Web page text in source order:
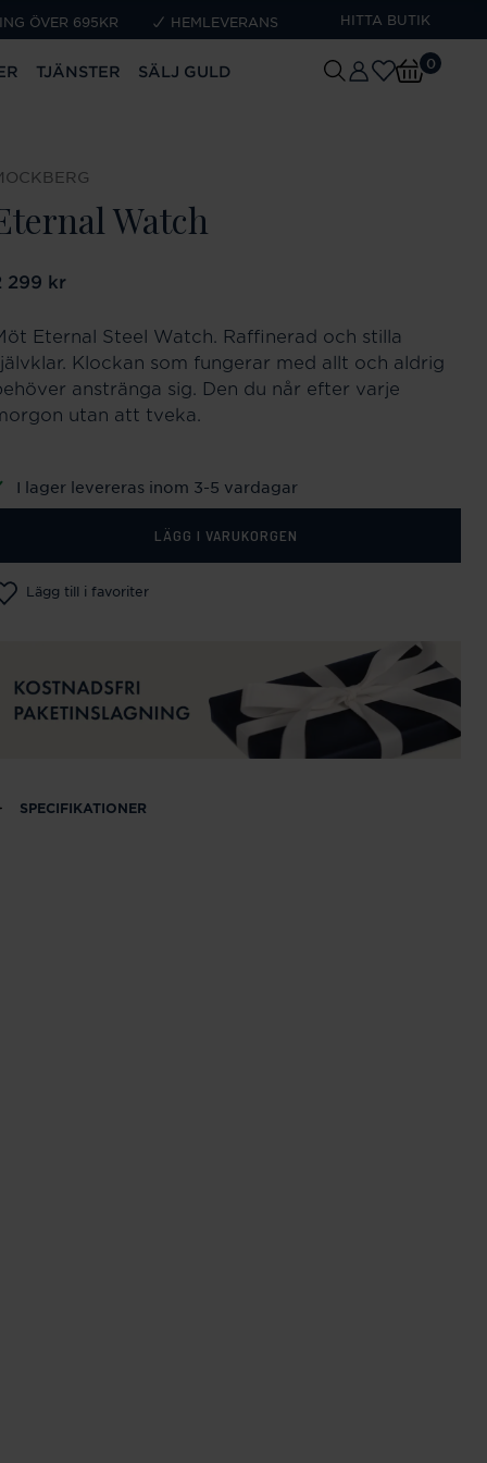
ÖVER 695KR HEMLEVERANS HITTA BUTIK
TJÄNSTER SÄLJ GULD 0
Watch
:2 299 kr
299 kr
Eternal Steel Watch. Raffinerad och stilla
Klockan som fungerar med allt och aldrig
anstränga sig. Den du når efter varje
utan att tveka.
I lager levereras inom 3-5 vardagar
LÄGG I VARUKORGEN
Lägg till i favoriter
SPECIFIKATIONER